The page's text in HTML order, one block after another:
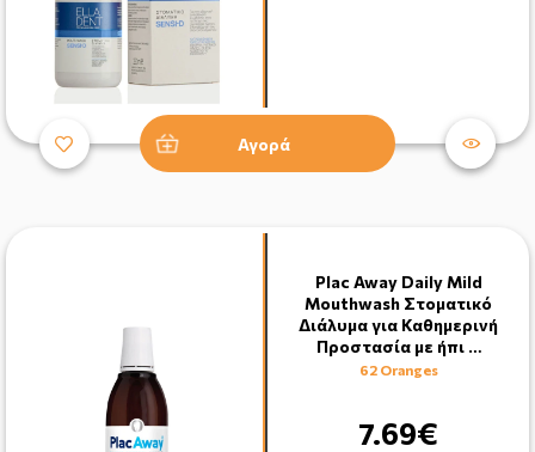
Αγορά
Plac Away Daily Mild
Mouthwash Στοματικό
Διάλυμα για Καθημερινή
Προστασία με ήπι …
62 Oranges
7.69€